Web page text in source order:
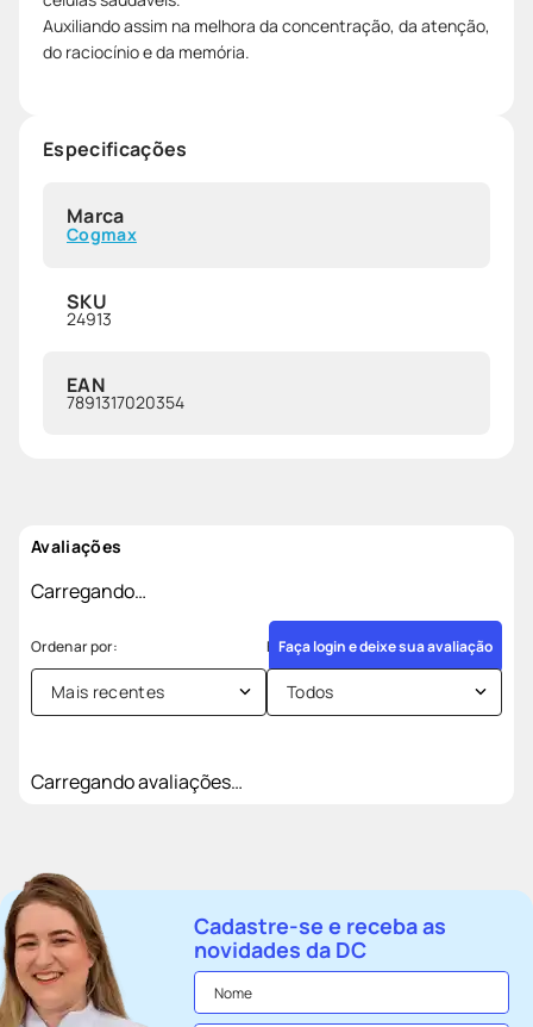
Auxiliando assim na melhora da concentração, da atenção,
do raciocínio e da memória.
Especificações
Marca
Cogmax
SKU
24913
EAN
7891317020354
Avaliações
Carregando…
Faça login e deixe sua avaliação
Mais recentes Todos
Carregando avaliações…
Cadastre-se e receba as
novidades da DC